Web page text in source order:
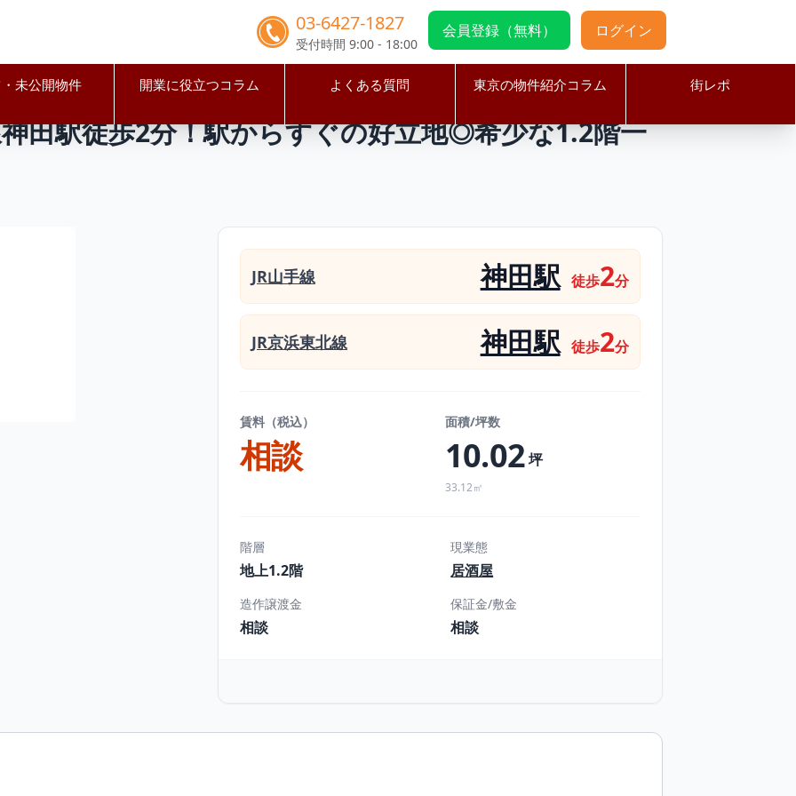
03-6427-1827
受付時間 9:00 - 18:00
会員登録（無料） ログイン
未公開物件 開業に役立つコラム よくある質問 東京の物件紹介コラム 街レポ
区 神田駅 【千代田区】JR山手線神田駅徒歩2分！駅からすぐの好立地◎希少な1.2階一括貸し居抜き物件
田駅徒歩2分！駅からすぐの好立地◎希少な1.2階一
JR山手線 神田駅 徒歩2分
JR京浜東北線 神田駅 徒歩2分
賃料（税込）
相談
面積/坪数
10.02坪
33.12㎡
階層
地上1.2階
現業態
居酒屋
造作譲渡金
相談
保証金/敷金
相談